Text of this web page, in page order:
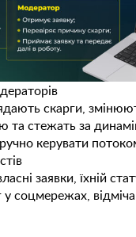
скарги,
та стежать за
керувати
заявки, їхній
соцмережах,